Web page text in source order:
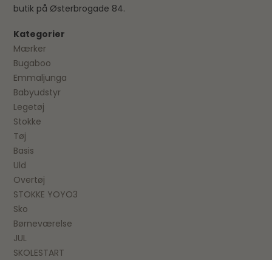
butik på Østerbrogade 84.
Kategorier
Mærker
Bugaboo
Emmaljunga
Babyudstyr
Legetøj
Stokke
Tøj
Basis
Uld
Overtøj
STOKKE YOYO3
Sko
Børneværelse
JUL
SKOLESTART